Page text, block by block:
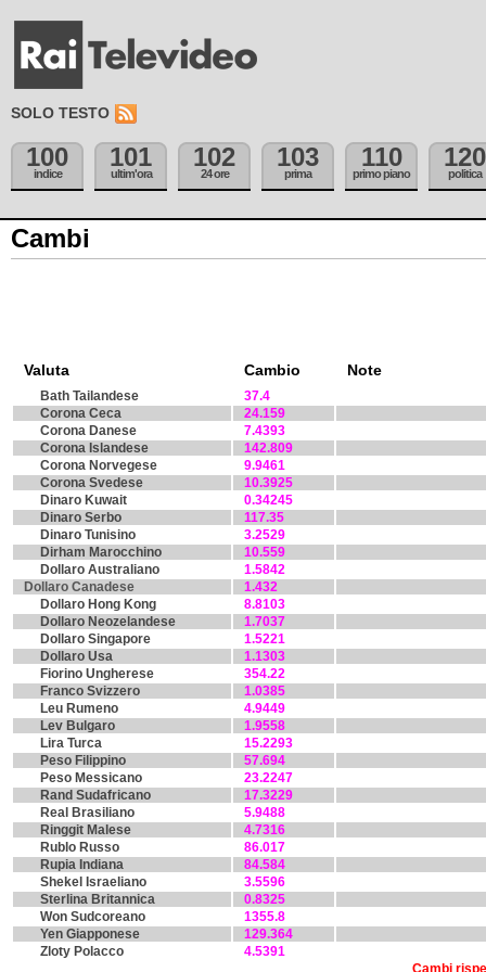
SOLO TESTO
100
indice
101
ultim'ora
102
24 ore
103
prima
110
primo piano
120
politica
Cambi
Valuta Cambio Note
Bath Tailandese
37.4
Corona Ceca
24.159
Corona Danese
7.4393
Corona Islandese
142.809
Corona Norvegese
9.9461
Corona Svedese
10.3925
Dinaro Kuwait
0.34245
Dinaro Serbo
117.35
Dinaro Tunisino
3.2529
Dirham Marocchino
10.559
Dollaro Australiano
1.5842
Dollaro Canadese
1.432
Dollaro Hong Kong
8.8103
Dollaro Neozelandese
1.7037
Dollaro Singapore
1.5221
Dollaro Usa
1.1303
Fiorino Ungherese
354.22
Franco Svizzero
1.0385
Leu Rumeno
4.9449
Lev Bulgaro
1.9558
Lira Turca
15.2293
Peso Filippino
57.694
Peso Messicano
23.2247
Rand Sudafricano
17.3229
Real Brasiliano
5.9488
Ringgit Malese
4.7316
Rublo Russo
86.017
Rupia Indiana
84.584
Shekel Israeliano
3.5596
Sterlina Britannica
0.8325
Won Sudcoreano
1355.8
Yen Giapponese
129.364
Zloty Polacco
4.5391
Cambi